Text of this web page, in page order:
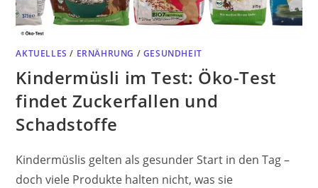
AKTUELLES / ERNÄHRUNG / GESUNDHEIT
Kindermüsli im Test: Öko-Test
findet Zuckerfallen und
Schadstoffe
Kindermüslis gelten als gesunder Start in den Tag –
doch viele Produkte halten nicht, was sie